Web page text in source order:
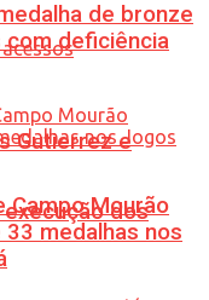
Gutierrez e
dos
de bronze
deficiência
Campo Mourão
medalhas nos